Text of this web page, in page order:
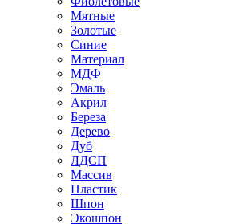
Мятные
Золотые
Синие
Материал
МДФ
Эмаль
Акрил
Береза
Дерево
Дуб
ЛДСП
Массив
Пластик
Шпон
Экошпон